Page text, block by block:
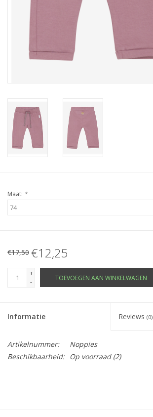
Merken
Maat: *
€17,50 €12,25
+
-
TOEVOEGEN AAN WINKELWAGEN
Informatie Reviews (0)
Artikelnummer:
Noppies
Beschikbaarheid:
Op voorraad(2)